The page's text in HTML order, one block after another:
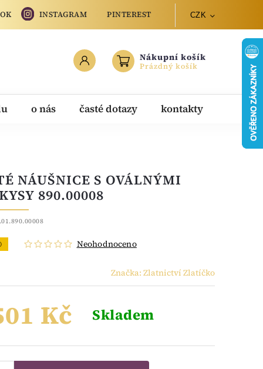
INSTAGRAM PINTEREST CZK
Nákupní košík
Prázdný košík
o nás časté dotazy kontakty
NÁUŠNICE S OVÁLNÝMI
890.00008
Neohodnoceno
Značka: Zlatnictví Zlatíčko
Kč Skladem